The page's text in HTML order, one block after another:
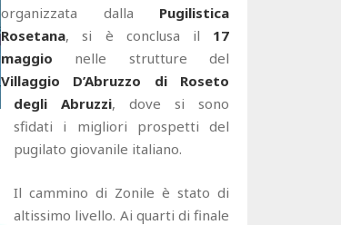
organizzata dalla Pugilistica
Rosetana, si è conclusa il 17
maggio nelle strutture del
Villaggio D’Abruzzo di Roseto
degli Abruzzi, dove si sono
sfidati i migliori prospetti del
pugilato giovanile italiano.
Il cammino di Zonile è stato di
altissimo livello. Ai quarti di finale